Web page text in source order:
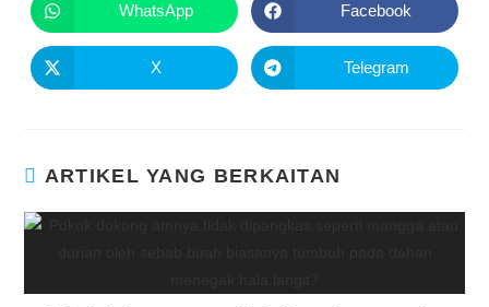
WhatsApp Facebook
X Telegram
ARTIKEL YANG BERKAITAN